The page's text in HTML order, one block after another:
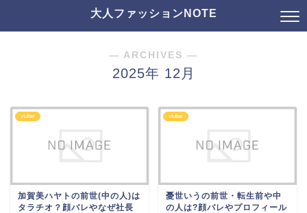
大人ファッションNOTE
― ARCHIVES ―
2025年 12月
vtuber
加賀美ハヤトの前世(中の人)は
タラチオ？顔バレやなぜ社長
vtuber
憂世いうの前世・転生前や中
の人は?顔バレやプロフィール